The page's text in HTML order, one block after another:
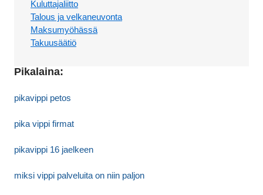
Kuluttajaliitto
Talous ja velkaneuvonta
Maksumyöhässä
Takuusäätiö
Pikalaina:
pikavippi petos
pika vippi firmat
pikavippi 16 jaelkeen
miksi vippi palveluita on niin paljon